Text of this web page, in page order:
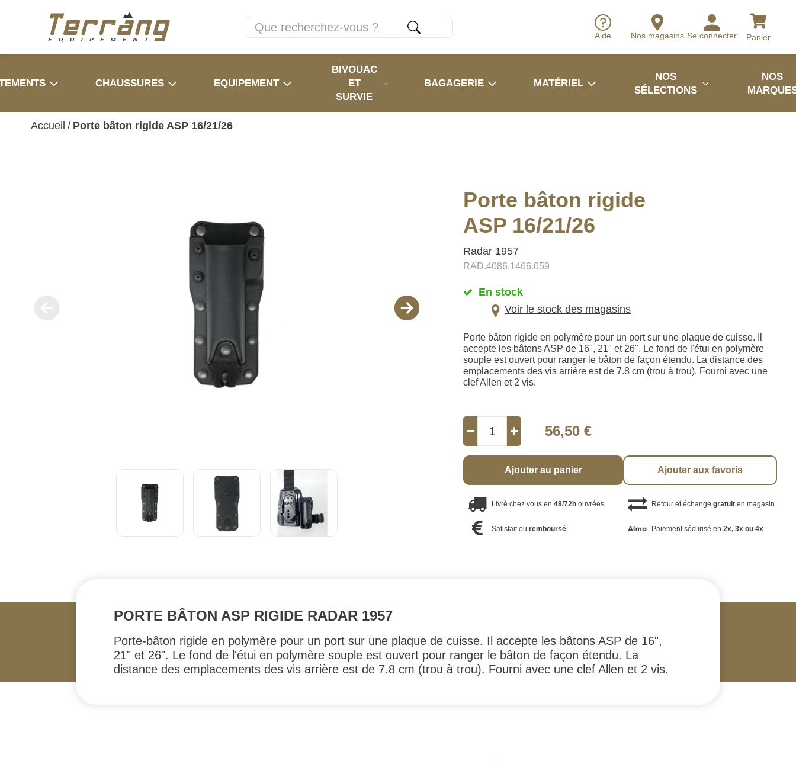
Aide Nos magasins Se connecter Panier
CHAUSSURES EQUIPEMENT
BIVOUAC
ET
SURVIE
BAGAGERIE MATÉRIEL
NOS
SÉLECTIONS
NOS
Accueil / Porte bâton rigide ASP 16/21/26
Porte bâton rigide
ASP 16/21/26
Radar 1957
RAD.4086.1466.059
En stock
Voir le stock des magasins
Porte bâton rigide en polymère pour un port sur une plaque de cuisse. Il
accepte les bâtons ASP de 16", 21" et 26". Le fond de l'étui en polymère
souple est ouvert pour ranger le bâton de façon étendu. La distance des
emplacements des vis arrière est de 7.8 cm (trou à trou). Fourni avec une
clef Allen et 2 vis.
56,50 €
Ajouter au panier Ajouter aux favoris
Livré chez vous en48/72h ouvrées Retour et échange gratuiten magasin
Satisfait ouremboursé Paiement sécurisé en 2x, 3x ou 4x
PORTE BÂTON ASP RIGIDE RADAR 1957
Porte-bâton rigide en polymère pour un port sur une plaque de cuisse. Il accepte les bâtons ASP de 16",
21" et 26". Le fond de l'étui en polymère souple est ouvert pour ranger le bâton de façon étendu. La
distance des emplacements des vis arrière est de 7.8 cm (trou à trou). Fourni avec une clef Allen et 2 vis.